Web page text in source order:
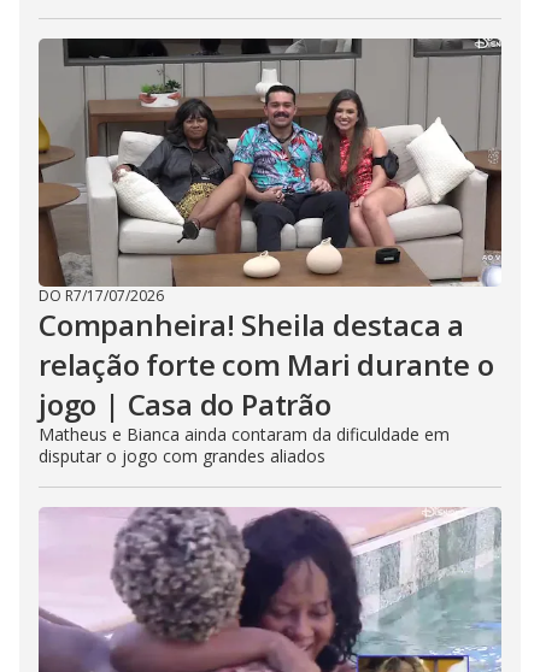
DO R7/17/07/2026
Companheira! Sheila destaca a
relação forte com Mari durante o
jogo | Casa do Patrão
Matheus e Bianca ainda contaram da dificuldade em
disputar o jogo com grandes aliados